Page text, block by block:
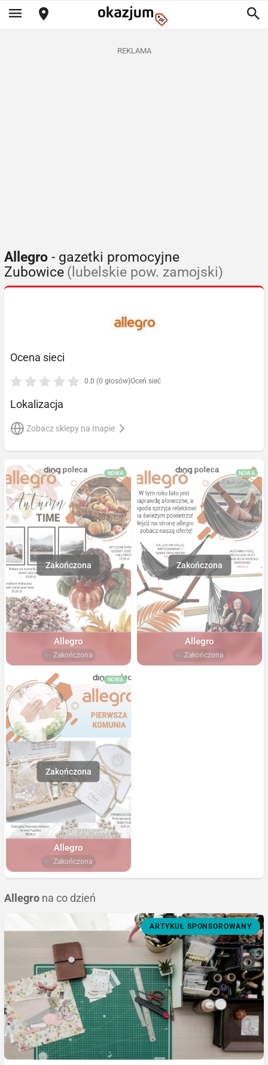
REKLAMA
Allegro - gazetki promocyjne
Zubowice (lubelskie pow. zamojski)
Ocena sieci
0.0 (0 głosów)Oceń sieć
Lokalizacja
Zobacz sklepy na mapie
NOWA
Allegro
Zakończona
NOWA
Allegro
Zakończona
NOWA
Allegro
Zakończona
Allegro na co dzień
ARTYKUŁ SPONSOROWANY